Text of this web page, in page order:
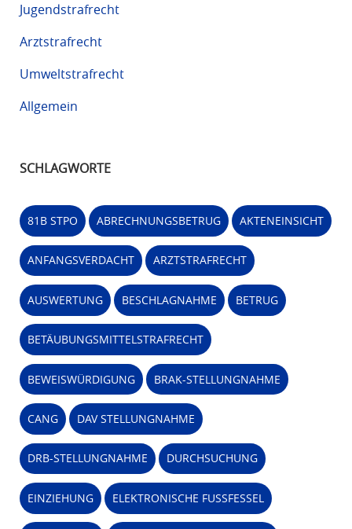
Jugendstrafrecht
Arztstrafrecht
Umweltstrafrecht
Allgemein
SCHLAGWORTE
81B STPO ABRECHNUNGSBETRUG AKTENEINSICHT
ANFANGSVERDACHT ARZTSTRAFRECHT
AUSWERTUNG BESCHLAGNAHME BETRUG
BETÄUBUNGSMITTELSTRAFRECHT
BEWEISWÜRDIGUNG BRAK-STELLUNGNAHME
CANG DAV STELLUNGNAHME
DRB-STELLUNGNAHME DURCHSUCHUNG
EINZIEHUNG ELEKTRONISCHE FUSSFESSEL